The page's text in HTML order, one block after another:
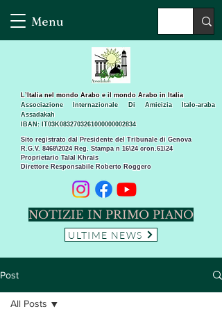
Menu
Sito registrato dal Presidente del Tribunale di Genova
R.G.V. 8468\2024 Reg. Stampa n 16\24 cron.61\24 ​
Proprietario Talal Khrais
Direttore Responsabile Roberto Roggero
L’Italia nel mondo Arabo e il mondo Arabo in Italia
Associazione Internazionale Di Amicizia Italo-araba
Assadakah
IBAN: IT03K0832703261000000002834
NOTIZIE IN PRIMO PIANO
ULTIME NEWS
Post
All Posts